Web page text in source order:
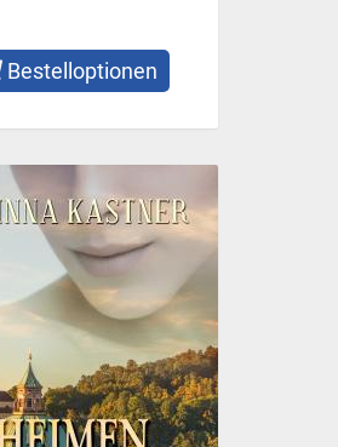
Bestelloptionen